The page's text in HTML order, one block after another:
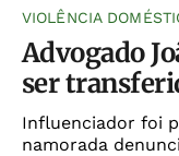
VIOLÊNCIA
Advogado
ser
Influenciador foi
namorada